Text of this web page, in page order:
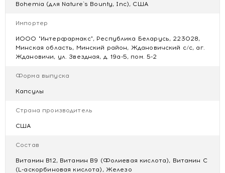
Перед применением рекомендуется
женщинам принимать по согласованию и под
Не является лекарственным средством.
Индивидуальная непереносимость компонентов продукта.
Купить Легкодоступное железо 18 мг БАД №60 с
Bohemia (для Nature`s Bounty, Inc), США
Импортер
ИООО "Интерфармакс", Республика Беларусь, 223028,
Минская область, Минский район, Ждановичский с/с, аг.
Ждановичи, ул. Звездная, д. 19а-5, пом. 5-2
Форма выпуска
Капсулы
Страна производитель
США
Состав
Витамин В12, Витамин В9 (Фолиевая кислота), Витамин С
(L-аскорбиновая кислота), Железо